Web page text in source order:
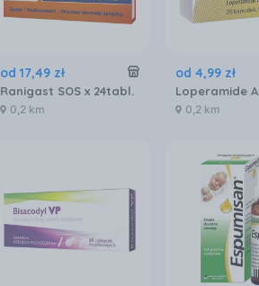
od 17,49 zł
Ranigast SOS x 24tabl.
0,2 km
od 4,99 zł
0,2 km